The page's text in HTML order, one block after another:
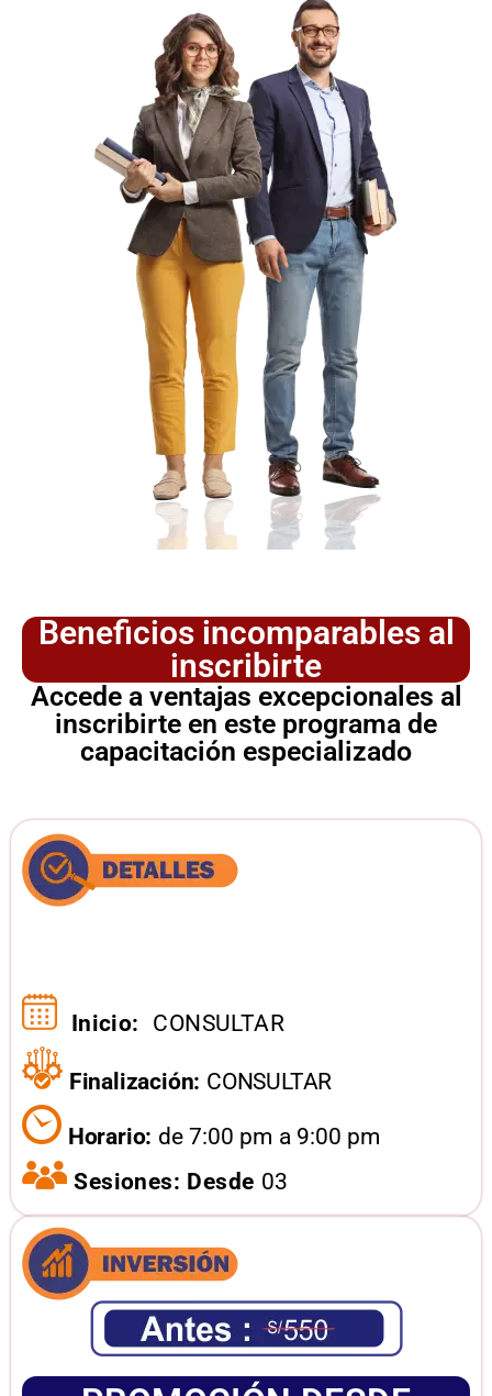
Beneficios incomparables al
inscribirte
Accede a ventajas excepcionales al
inscribirte en este programa de
capacitación especializado
Inicio: CONSULTAR
Finalización: CONSULTAR
Horario: de 7:00 pm a 9:00 pm
Sesiones: Desde 03